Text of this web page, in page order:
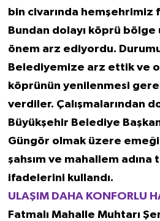
bin civarında hemşehrimiz
Bundan dolayı köprü bölge
önem arz ediyordu.
Belediyemize arz ettik ve
köprünün yenilenmesi
verdiler. Çalışmalarından
Büyükşehir Belediye
Güngör olmak üzere
şahsım ve mahallem
ifadelerini kullandı.
ULAŞIM DAHA KONFORLU
Fatmalı Mahalle Muhtarı